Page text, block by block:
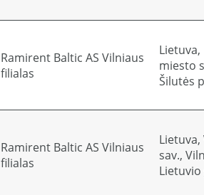
Ramirent Baltic AS Vilniaus
filialas
miesto
Šilutės
Ramirent Baltic AS Vilniaus
filialas
sav.,
Lietuvio